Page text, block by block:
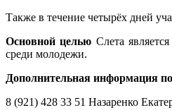
Также в течение четырёх дней
Основной целью Слета
среди молодежи.
Дополнительная информация
8 (921) 428 33 51 Назаренко